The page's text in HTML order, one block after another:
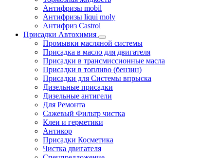
Антифризы mobil
Антифризы liqui moly
Антифриз Castrol
Присадки Автохимия
Промывки масляной системы
Присадка в масло для двигателя
Присадки в трансмиссионные масла
Присадки в топливо (бензин)
Присадки для Системы впрыска
Дизельные присадки
Дизельные антигели
Для Ремонта
Сажевый Фильтр чистка
Клеи и герметики
Антикор
Присадки Косметика
Чистка двигателя